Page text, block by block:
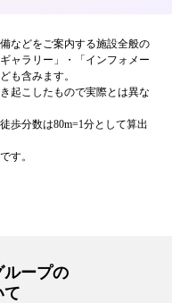
などをご案内する施設全般の
ャラリー」・「インフォメー
も含みます。
起こしたもので実際とは異な
歩分数は80m=1分として算出
す。
ループの
て